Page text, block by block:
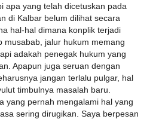
apa yang telah dicetuskan pada
di Kalbar belum dilihat secara
hal-hal dimana konplik terjadi
musabab, jalur hukum memang
adakah penegak hukum yang
Apapun juga seruan dengan
jangan terlalu pulgar, hal
timbulnya masalah baru.
yang pernah mengalami hal yang
sering dirugikan. Saya berpesan